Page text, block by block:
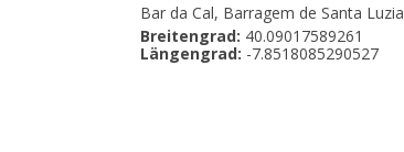
Bar da Cal, Barragem de Santa Luzia
Breitengrad: 40.09017589261
Längengrad: -7.8518085290527